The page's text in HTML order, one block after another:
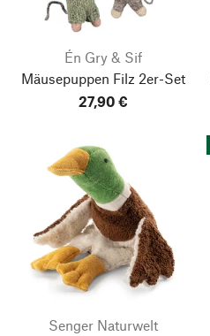
Én Gry & Sif
Mäusepuppen Filz 2er-Set
27,90 €
Senger Naturwelt